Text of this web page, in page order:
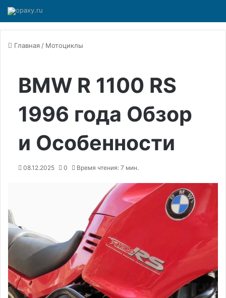
Главная / Мотоциклы
BMW R 1100 RS
1996 года Обзор
и Особенности
08.12.2025 0 Время чтения: 7 мин.